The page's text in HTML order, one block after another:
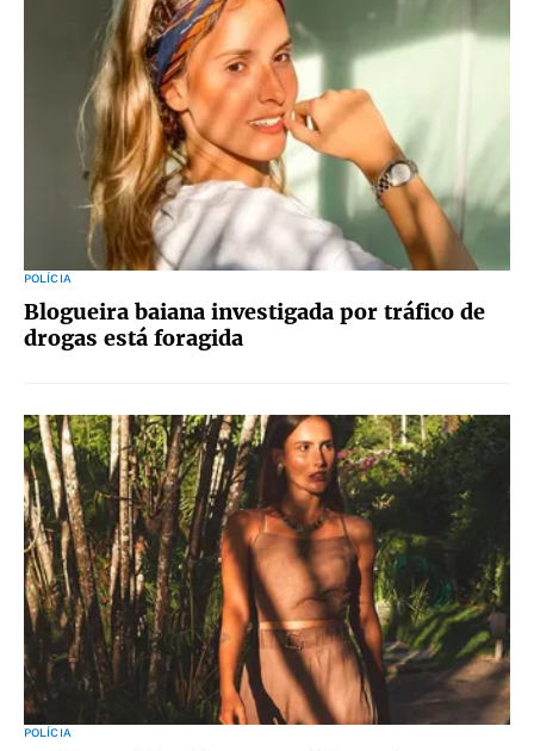
POLÍCIA
Blogueira baiana investigada por tráfico de
drogas está foragida
POLÍCIA